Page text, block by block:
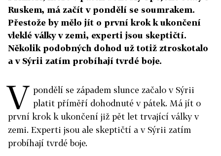
Ruskem, má začít v pondělí se soumrakem.
Přestože by mělo jít o první krok k ukončení
vleklé války v zemi, experti jsou skeptičtí.
Několik podobných dohod už totiž ztroskotalo
a v Sýrii zatím probíhají tvrdé boje.
V pondělí se západem slunce začalo v Sýrii
platit příměří dohodnuté v pátek. Má jít o
první krok k ukončení již pět let trvající války v
zemi. Experti jsou ale skeptičtí a v Sýrii zatím
probíhají tvrdé boje.